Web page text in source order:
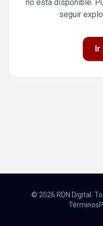
no está disponible.
seguir
Ir
© 2026 RDN Digital.
Términos